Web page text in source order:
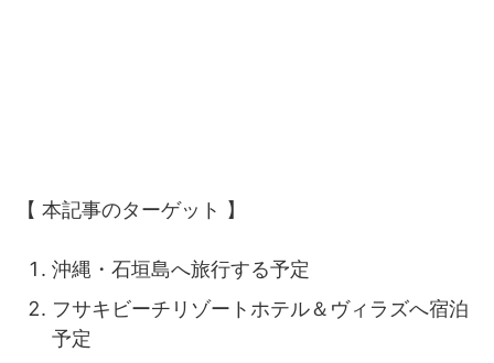
【 本記事のターゲット 】
沖縄・石垣島へ旅行する予定
フサキビーチリゾートホテル＆ヴィラズへ宿泊
予定